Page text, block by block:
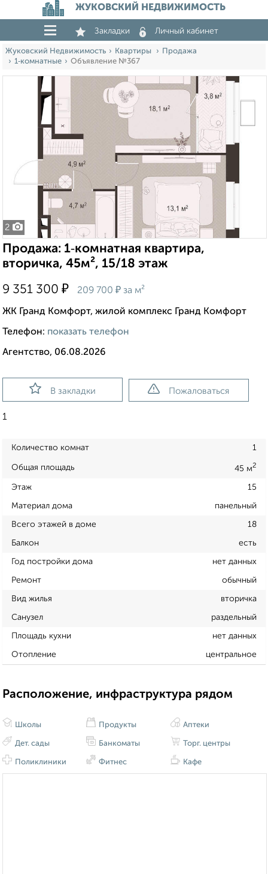
ЖУКОВСКИЙ НЕДВИЖИМОСТЬ
Закладки Личный кабинет
Жуковский Недвижимость Квартиры
Продажа
1‑комнатные
Объявление №367
2
Продажа: 1‑комнатная квартира,
вторичка, 45м², 15/18 этаж
9 351 300 ₽ 209 700 ₽ за м²
ЖК Гранд Комфорт, жилой комплекс Гранд Комфорт
Телефон: показать телефон
Агентство, 06.08.2026
В закладки Пожаловаться
1
Количество комнат 1
Общая площадь 45 м2
Этаж 15
Материал дома панельный
Всего этажей в доме 18
Балкон есть
Год постройки дома нет данных
Ремонт обычный
Вид жилья вторичка
Санузел раздельный
Площадь кухни нет данных
Отопление центральное
Расположение, инфраструктура рядом
Школы
Дет. сады
Поликлиники
Продукты
Банкоматы
Фитнес
Аптеки
Торг. центры
Кафе